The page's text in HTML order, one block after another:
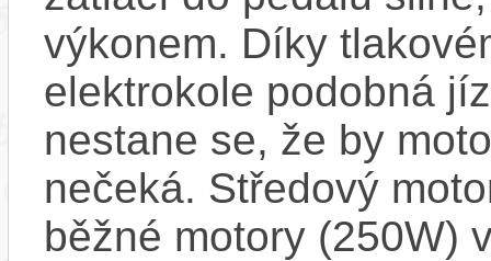
výkonem. Díky
elektrokole podobná
nestane se, že by
nečeká. Středový
běžné motory (250W)